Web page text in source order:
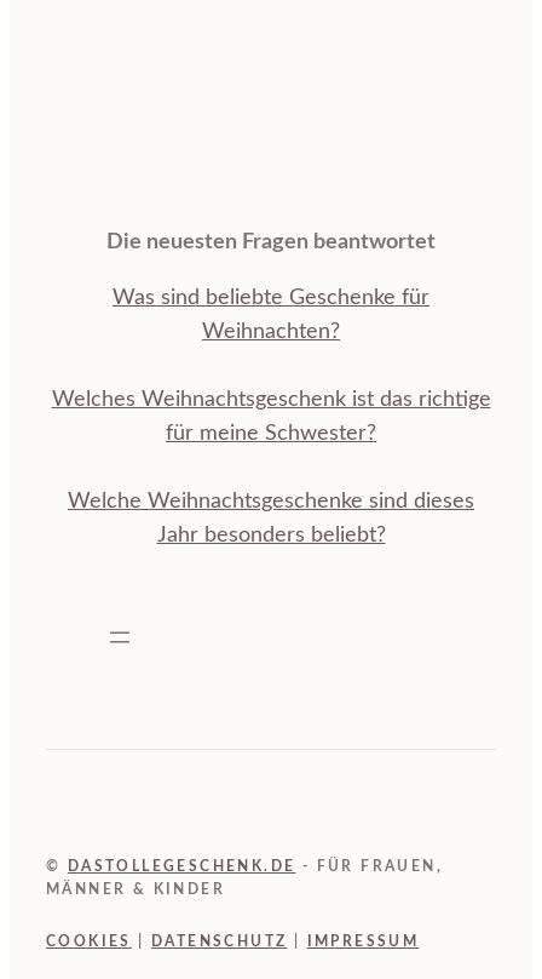
Die neuesten Fragen beantwortet
Was sind beliebte Geschenke für
Weihnachten?
Welches Weihnachtsgeschenk ist das richtige
für meine Schwester?
Welche Weihnachtsgeschenke sind dieses
Jahr besonders beliebt?
© DASTOLLEGESCHENK.DE
- FÜR FRAUEN,
MÄNNER & KINDER
COOKIES DATENSCHUTZ IMPRESSUM